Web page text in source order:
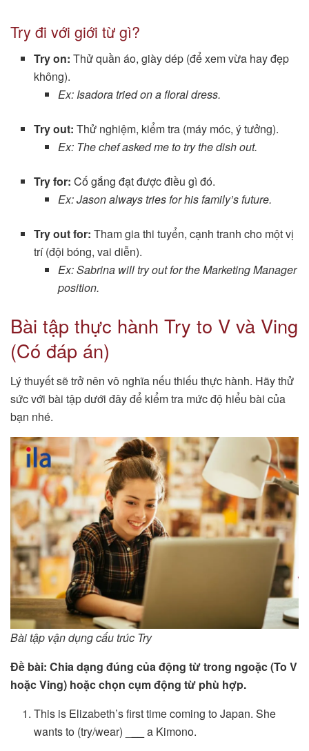
Try đi với giới từ gì?
Try on: Thử quần áo, giày dép (để xem vừa hay đẹp
không).
Ex: Isadora tried on a floral dress.
Try out: Thử nghiệm, kiểm tra (máy móc, ý tưởng).
Ex: The chef asked me to try the dish out.
Try for: Cố gắng đạt được điều gì đó.
Ex: Jason always tries for his family’s future.
Try out for: Tham gia thi tuyển, cạnh tranh cho một vị
trí (đội bóng, vai diễn).
Ex: Sabrina will try out for the Marketing Manager
position.
Bài tập thực hành Try to V và Ving
(Có đáp án)
Lý thuyết sẽ trở nên vô nghĩa nếu thiếu thực hành. Hãy thử
sức với bài tập dưới đây để kiểm tra mức độ hiểu bài của
bạn nhé.
Bài tập vận dụng cấu trúc Try
Đề bài: Chia dạng đúng của động từ trong ngoặc (To V
hoặc Ving) hoặc chọn cụm động từ phù hợp.
This is Elizabeth’s first time coming to Japan. She
wants to (try/wear) _
a Kimono.